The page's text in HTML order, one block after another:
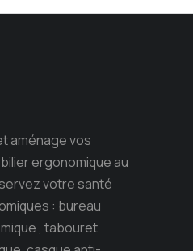
aménage vos
ergonomique au
votre santé
: bureau
, tabouret